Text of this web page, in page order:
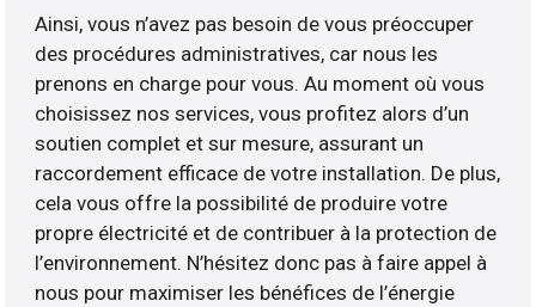
Ainsi, vous n’avez pas besoin de vous préoccuper
des procédures administratives, car nous les
prenons en charge pour vous. Au moment où vous
choisissez nos services, vous profitez alors d’un
soutien complet et sur mesure, assurant un
raccordement efficace de votre installation. De plus,
cela vous offre la possibilité de produire votre
propre électricité et de contribuer à la protection de
l’environnement. N’hésitez donc pas à faire appel à
nous pour maximiser les bénéfices de l’énergie